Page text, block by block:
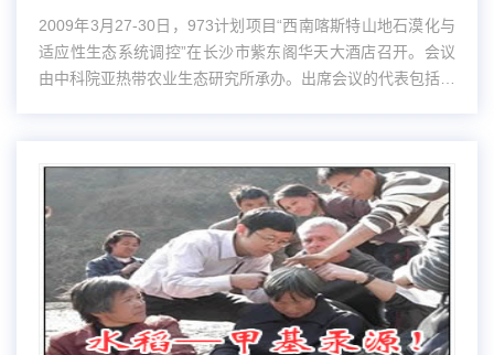
2009年3月27-30日，973计划项目“西南喀斯特山地石漠化与
适应性生态系统调控”在长沙市紫东阁华天大酒店召开。会议
由中科院亚热带农业生态研究所承办。出席会议的代表包括课